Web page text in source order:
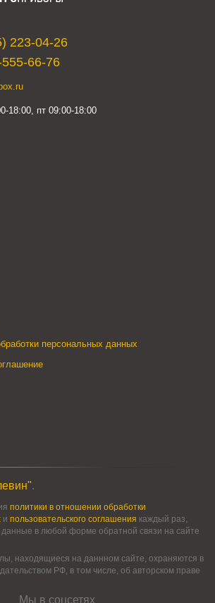
223-04-26
66-76
18:00, пт 09:00-18:00
персональных данных
.
политики в отношении обработки
и пользовательского соглашения каждый раз,
данные в любой форме обратной связи на сайте
находящиеся на даннном сайте, охраняются в
РФ, в том числе, об авторском праве
Мы в соцсетях